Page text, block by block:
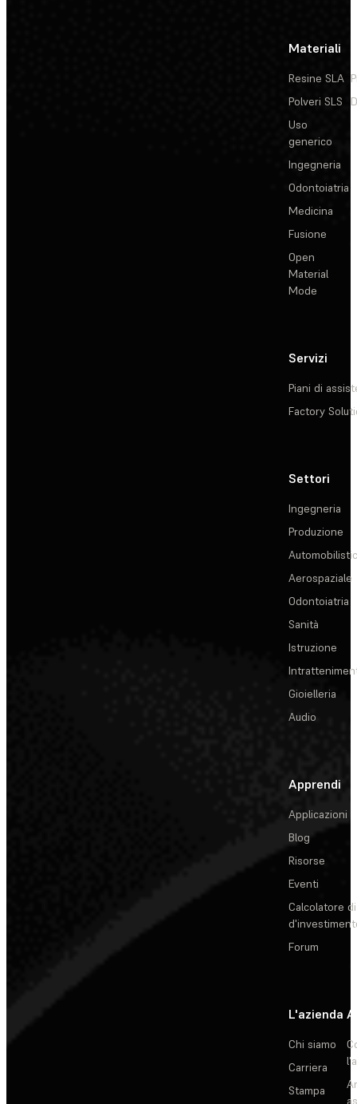
Materiali
Resine SLA
Polveri SLS
Uso
generico
Ingegneria
Odontoiatria
Medicina
Fusione
Open
Material
Mode
Servizi
Piani di
Factory
Settori
Ingegneria
Produzione
Aerospaziale
Odontoiatria
Sanità
Istruzione
Gioielleria
Audio
Apprendi
Applicazioni
Blog
Risorse
Eventi
Calcolatore
Forum
L'azienda
Chi siamo
Carriera
Stampa